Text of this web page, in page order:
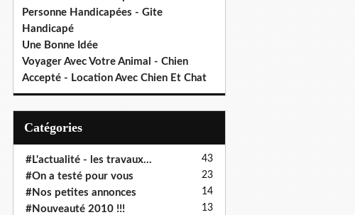
Personne Handicapées - Gite
Handicapé
Une Bonne Idée
Voyager Avec Votre Animal - Chien
Accepté - Location Avec Chien Et Chat
Catégories
#L'actualité - les travaux... 43
#On a testé pour vous 23
#Nos petites annonces 14
#Nouveauté 2010 !!! 13